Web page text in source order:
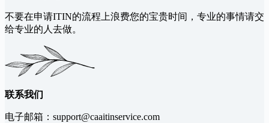
不要在申请ITIN的流程上浪费您的宝贵时间，专业的事情请交
给专业的人去做。
联系我们
电子邮箱： support@caaitinservice.com